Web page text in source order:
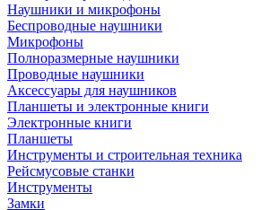
Наушники и микрофоны
Беспроводные наушники
Микрофоны
Полноразмерные наушники
Проводные наушники
Аксессуары для наушников
Планшеты и электронные книги
Электронные книги
Планшеты
Инструменты и строительная техника
Рейсмусовые станки
Инструменты
Замки